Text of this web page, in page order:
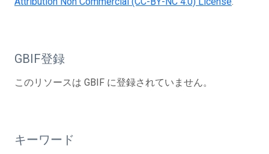
GBIF登録
このリソースは GBIF に登録されていません。
キーワード